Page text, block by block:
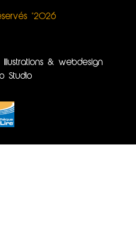
©2026
& webdesign
Studio